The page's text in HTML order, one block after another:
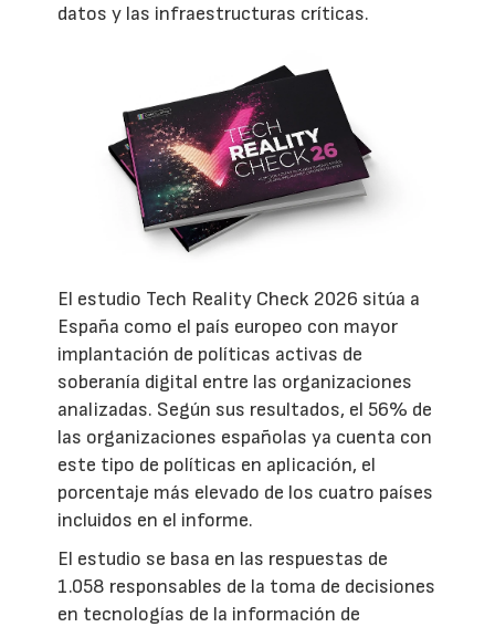
datos y las infraestructuras críticas.
El estudio Tech Reality Check 2026 sitúa a
España como el país europeo con mayor
implantación de políticas activas de
soberanía digital entre las organizaciones
analizadas. Según sus resultados, el 56% de
las organizaciones españolas ya cuenta con
este tipo de políticas en aplicación, el
porcentaje más elevado de los cuatro países
incluidos en el informe.
El estudio se basa en las respuestas de
1.058 responsables de la toma de decisiones
en tecnologías de la información de